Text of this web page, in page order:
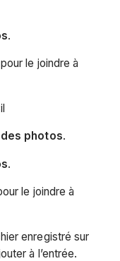
.
pour le joindre à
photos.
.
le joindre à
enregistré sur
à l’entrée.